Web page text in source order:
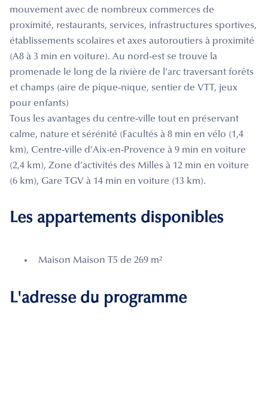
mouvement avec de nombreux commerces de
proximité, restaurants, services, infrastructures sportives,
établissements scolaires et axes autoroutiers à proximité
(A8 à 3 min en voiture). Au nord-est se trouve la
promenade le long de la rivière de l’arc traversant forêts
et champs (aire de pique-nique, sentier de VTT, jeux
pour enfants)
Tous les avantages du centre-ville tout en préservant
calme, nature et sérénité (Facultés à 8 min en vélo (1,4
km), Centre-ville d’Aix-en-Provence à 9 min en voiture
(2,4 km), Zone d’activités des Milles à 12 min en voiture
(6 km), Gare TGV à 14 min en voiture (13 km).
Les appartements disponibles
Maison Maison T5 de 269 m²
L'adresse du programme